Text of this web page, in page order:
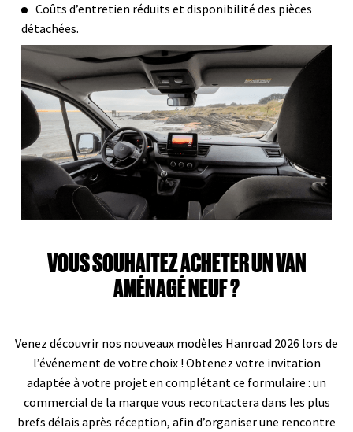
Coûts d’entretien réduits et disponibilité des pièces
détachées.
VOUS SOUHAITEZ ACHETER UN VAN
AMÉNAGÉ NEUF ?
Venez découvrir nos nouveaux modèles Hanroad 2026 lors de
l’événement de votre choix ! Obtenez votre invitation
adaptée à votre projet en complétant ce formulaire : un
commercial de la marque vous recontactera dans les plus
brefs délais après réception, afin d’organiser une rencontre